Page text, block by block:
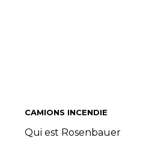
CAMIONS INCENDIE
Qui est Rosenbauer